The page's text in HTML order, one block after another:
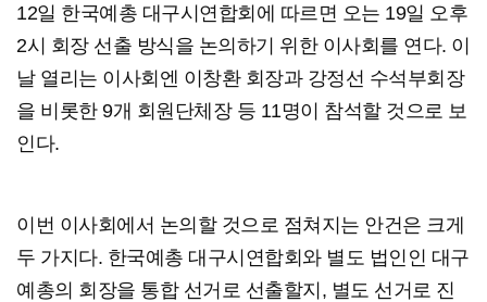
12일 한국예총 대구시연합회에 따르면 오는 19일 오후
2시 회장 선출 방식을 논의하기 위한 이사회를 연다. 이
날 열리는 이사회엔 이창환 회장과 강정선 수석부회장
을 비롯한 9개 회원단체장 등 11명이 참석할 것으로 보
인다.
이번 이사회에서 논의할 것으로 점쳐지는 안건은 크게
두 가지다. 한국예총 대구시연합회와 별도 법인인 대구
예총의 회장을 통합 선거로 선출할지, 별도 선거로 진